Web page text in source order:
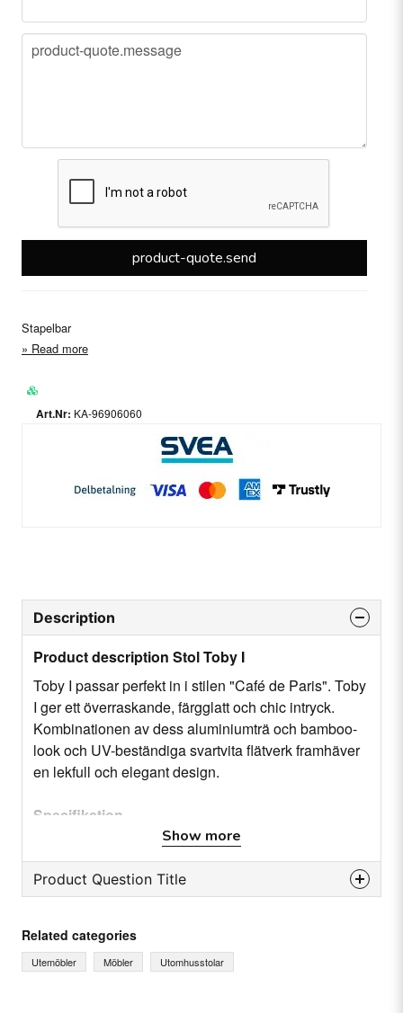
message
product-quote.message
product-quote.send
Stapelbar
Read more
KA-96906060
Description
Product description Stol Toby I
Toby I passar perfekt in i stilen "Café de Paris". Toby
I ger ett överraskande, färgglatt och chic intryck.
Kombinationen av dess aluminiumträ och bamboo-
look och UV-beständiga svartvita flätverk framhäver
en lekfull och elegant design.
Specifikation
Djup: 58 cm
Bredd: 47 cm
Färg: Svart/vit
Material: Aluminiumträ
Show more
Product Question Title
Ask us something about this product...
Related categories
Utemöbler Möbler Utomhusstolar